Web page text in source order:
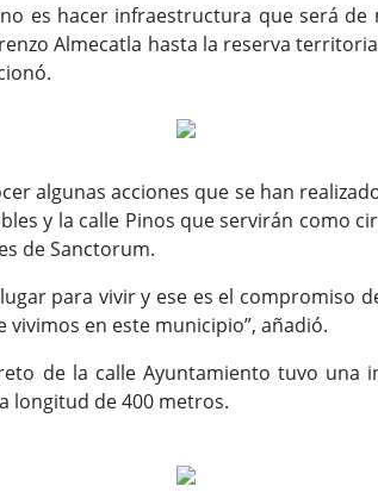
es hacer infraestructura que será
Almecatla hasta la reserva
algunas acciones que se han
y la calle Pinos que servirán como
de Sanctorum.
para vivir y ese es el compromiso
en este municipio”, añadió.
de la calle Ayuntamiento tuvo una
longitud de 400 metros.